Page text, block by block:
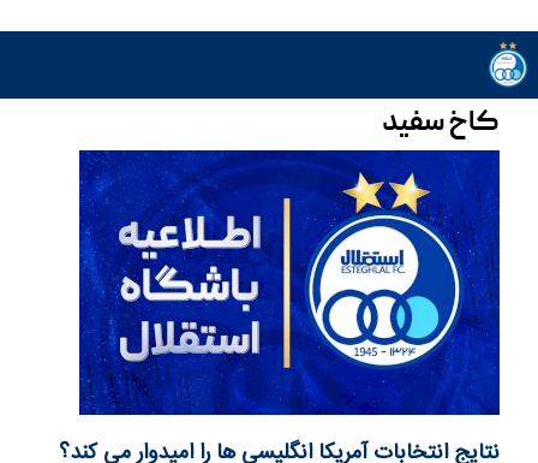
کاخ سفید
نتایج انتخابات آمریکا انگلیسی ها را امیدوار می کند؟